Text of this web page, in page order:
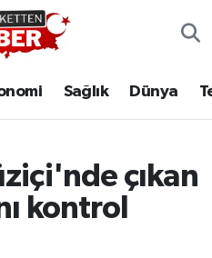
Sağlık Dünya
çıkan
kontrol